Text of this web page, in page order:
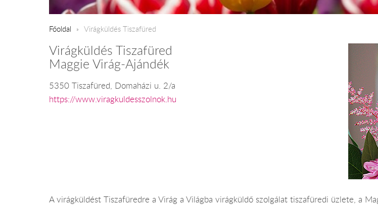
Főoldal Virágküldés Tiszafüred
Virágküldés Tiszafüred
Maggie Virág-Ajándék
5350 Tiszafüred, Domaházi u. 2/a
https://www.viragkuldesszolnok.hu
A virágküldést Tiszafüredre a Virág a Világba virágküldő szolgálat tiszafüredi üzlete, a